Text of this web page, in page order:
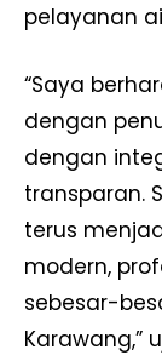
pelayanan
“Saya
dengan
dengan
transparan.
terus
modern,
sebesar-
Karawang,”